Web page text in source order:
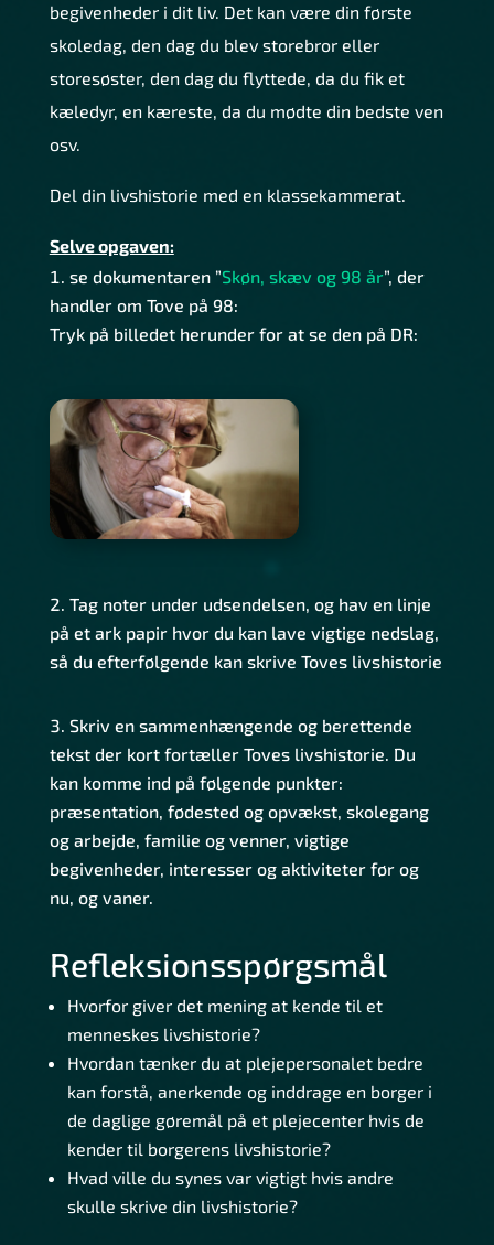
begivenheder i dit liv. Det kan være din første
skoledag, den dag du blev storebror eller
storesøster, den dag du flyttede, da du fik et
kæledyr, en kæreste, da du mødte din bedste ven
osv.
Del din livshistorie med en klassekammerat.
Selve opgaven:
se dokumentaren ”Skøn, skæv og 98 år”, der
handler om Tove på 98:
Tryk på billedet herunder for at se den på DR:
Tag noter under udsendelsen, og hav en linje
på et ark papir hvor du kan lave vigtige nedslag,
så du efterfølgende kan skrive Toves livshistorie
Skriv en sammenhængende og berettende
tekst der kort fortæller Toves livshistorie. Du
kan komme ind på følgende punkter:
præsentation, fødested og opvækst, skolegang
og arbejde, familie og venner, vigtige
begivenheder, interesser og aktiviteter før og
nu, og vaner.
Refleksionsspørgsmål
Hvorfor giver det mening at kende til et
menneskes livshistorie?
Hvordan tænker du at plejepersonalet bedre
kan forstå, anerkende og inddrage en borger i
de daglige gøremål på et plejecenter hvis de
kender til borgerens livshistorie?
Hvad ville du synes var vigtigt hvis andre
skulle skrive din livshistorie?